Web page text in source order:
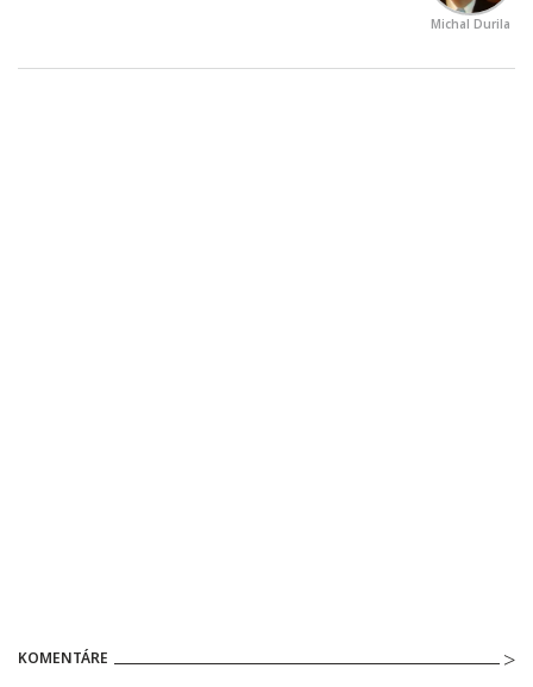
Michal Durila
KOMENTÁRE